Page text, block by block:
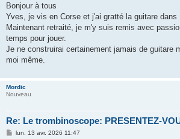
s
a
g
Bonjour à tous
Yves, je vis en Corse et j'ai gratté la guitare dans
Maintenant retraité, je m'y suis remis avec
temps pour jouer.
Je ne construirai certainement jamais de guitare
moi même.
Mordic
Nouveau
Re: Le trombinoscope: PRESENTEZ-
Mlun. 13 avr. 2026 11:47